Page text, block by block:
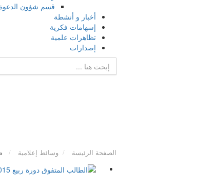
قسم شؤون الدعوة
أخبار و أنشطة
إسهامات فكرية
تظاهرات علمية
إصدارات
الصفحة الرئيسة وسائط إعلامية